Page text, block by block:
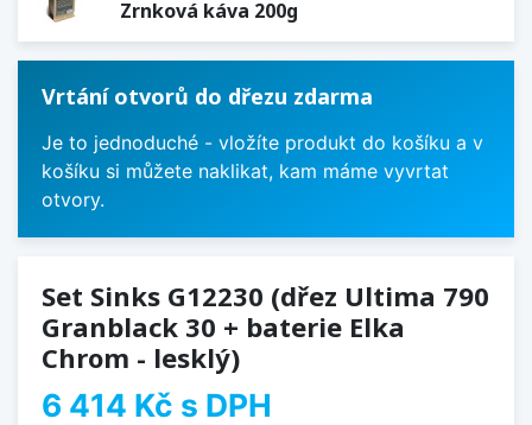
Zrnková káva 200g
Vrtání otvorů do dřezu zdarma
Je to jednoduché - vložíte produkt do košíku a v
košíku si můžete naklikat, kam máme vyvrtat
otvory.
Set Sinks G12230 (dřez Ultima 790
Granblack 30 + baterie Elka
Chrom - lesklý)
6 414 Kč s DPH